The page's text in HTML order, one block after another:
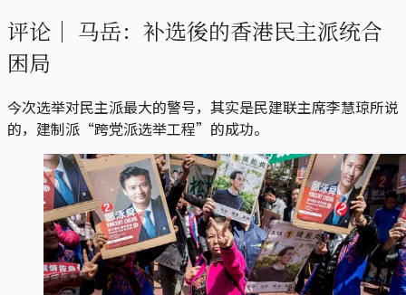
评论｜ 马岳：补选後的香港民主派统合
困局
今次选举对民主派最大的警号，其实是民建联主席李慧琼所说
的，建制派“跨党派选举工程”的成功。